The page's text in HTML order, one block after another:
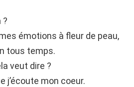
?
émotions à fleur de peau,
tous temps.
veut dire ?
j’écoute mon coeur.